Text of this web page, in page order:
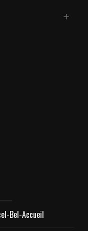
Bel-Accueil